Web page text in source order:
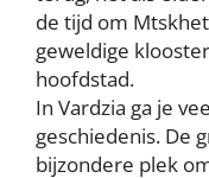
de tijd om
geweldige
hoofdstad.
In Vardzia ga je
geschiedenis. De
bijzondere plek